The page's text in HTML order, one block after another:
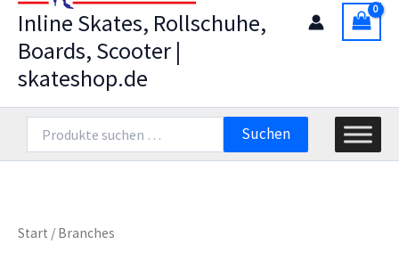
Inline Skates, Rollschuhe,
Boards, Scooter |
skateshop.de
nach:
Suchen
Start / Branches